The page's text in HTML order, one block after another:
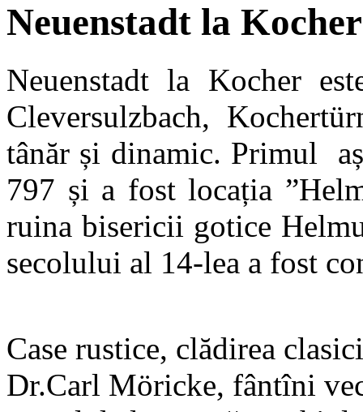
Neuenstadt la Kocher
Neuenstadt la Kocher
Cleversulzbach,
tânăr și dinamic. Primul
797 și a fost locația
ruina bisericii gotice
secolului al 14-lea a fost
Case rustice, clădirea
Dr.Carl Möricke, fântîni